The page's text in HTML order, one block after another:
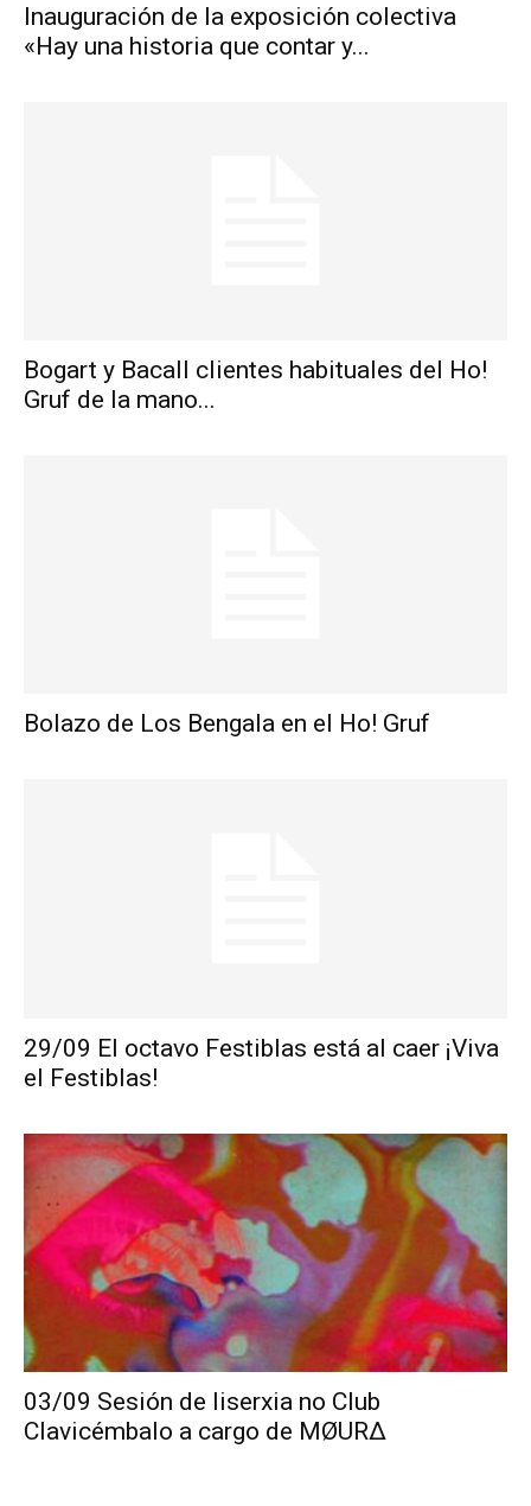
Inauguración de la exposición colectiva
«Hay una historia que contar y...
Bogart y Bacall clientes habituales del Ho!
Gruf de la mano...
Bolazo de Los Bengala en el Ho! Gruf
29/09 El octavo Festiblas está al caer ¡Viva
el Festiblas!
03/09 Sesión de liserxia no Club
Clavicémbalo a cargo de MØURΔ